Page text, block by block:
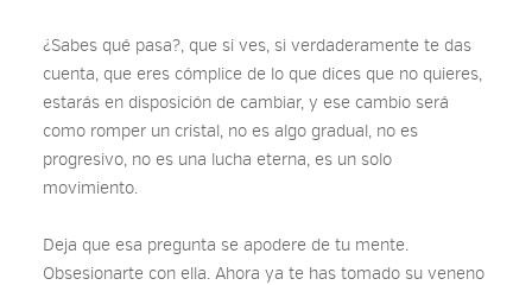
¿Sabes qué pasa?, que si ves, si verdaderamente te das
cuenta, que eres cómplice de lo que dices que no quieres,
estarás en disposición de cambiar, y ese cambio será
como romper un cristal, no es algo gradual, no es
progresivo, no es una lucha eterna, es un solo
movimiento.
Deja que esa pregunta se apodere de tu mente.
Obsesionarte con ella. Ahora ya te has tomado su veneno